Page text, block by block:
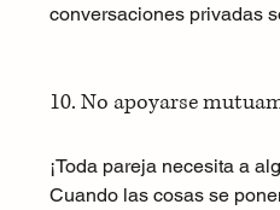
conversaciones privadas
10. No apoyarse
¡Toda pareja necesita a
Cuando las cosas se